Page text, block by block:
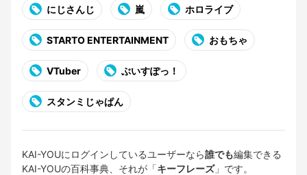
にじさんじ 嵐 ホロライブ
STARTO ENTERTAINMENT おもちゃ
VTuber ぶいすぽっ！
スタンミじゃぱん
KAI-YOUにログインしているユーザーなら誰でも編集できる
KAI-YOUの百科事典、それが「キーフレーズ」です。